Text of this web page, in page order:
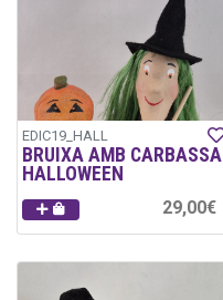
EDIC19_HALL
BRUIXA AMB CARBASSA
HALLOWEEN
29,00€